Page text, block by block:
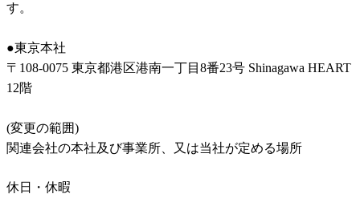
す。
●東京本社
〒108-0075 東京都港区港南一丁目8番23号 Shinagawa HEART
12階
(変更の範囲)
関連会社の本社及び事業所、又は当社が定める場所
休日・休暇